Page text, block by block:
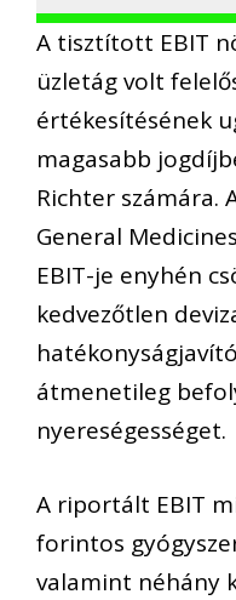
A tisztított EBIT
üzletág volt
értékesítésének
magasabb
Richter számára.
General
EBIT-je enyhén
kedvezőtlen
átmenetileg
nyereségességet.
A riportált EBIT
forintos
valamint néhány